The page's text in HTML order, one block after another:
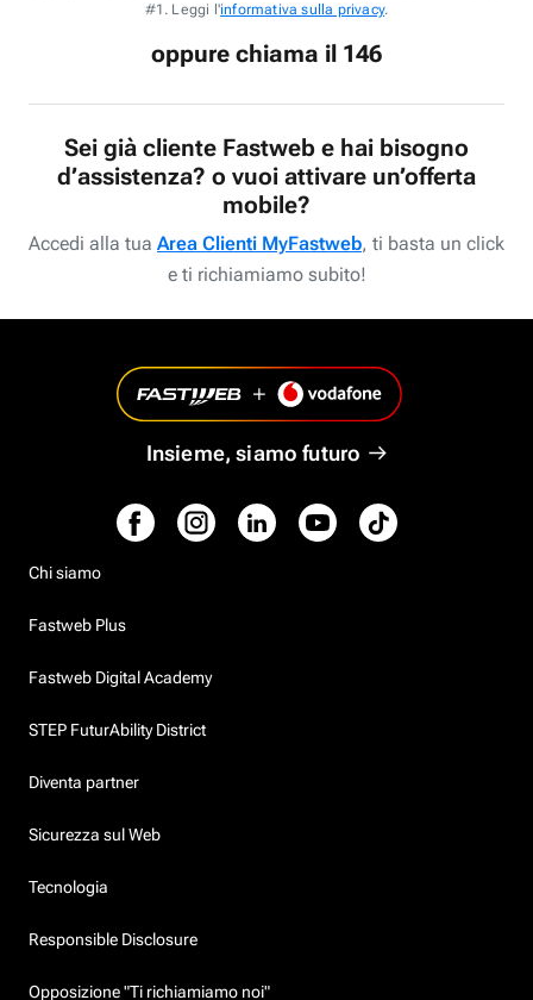
#1. Leggi l'informativa sulla privacy.
oppure chiama il 146
Sei già cliente Fastweb e hai bisogno
d’assistenza? o vuoi attivare un’offerta
mobile?
Accedi alla tua Area Clienti MyFastweb, ti basta un click
e ti richiamiamo subito!
Insieme, siamo futuro
Chi siamo
Fastweb Plus
Fastweb Digital Academy
STEP FuturAbility District
Diventa partner
Sicurezza sul Web
Tecnologia
Responsible Disclosure
Opposizione "Ti richiamiamo noi"